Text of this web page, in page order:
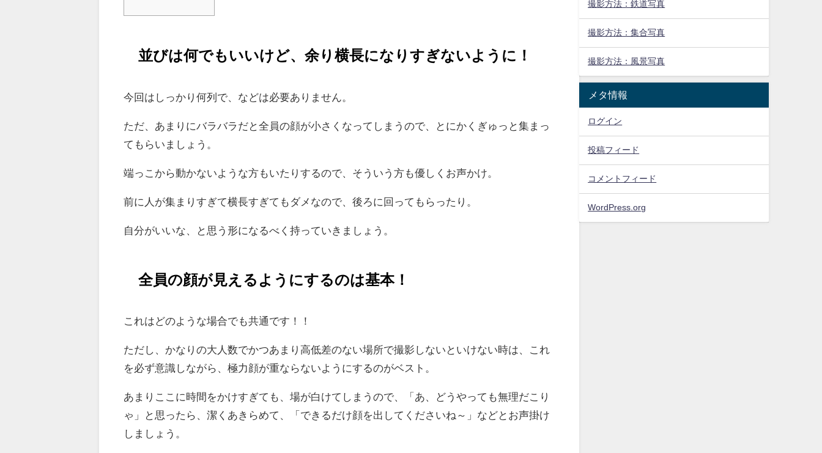
並びは何でもいいけど、余り横長になりすぎないように！
今回はしっかり何列で、などは必要ありません。
ただ、あまりにバラバラだと全員の顔が小さくなってしまうので、とにかくぎゅっと集まっ
てもらいましょう。
端っこから動かないような方もいたりするので、そういう方も優しくお声かけ。
前に人が集まりすぎて横長すぎてもダメなので、後ろに回ってもらったり。
自分がいいな、と思う形になるべく持っていきましょう。
全員の顔が見えるようにするのは基本！
これはどのような場合でも共通です！！
ただし、かなりの大人数でかつあまり高低差のない場所で撮影しないといけない時は、これ
を必ず意識しながら、極力顔が重ならないようにするのがベスト。
あまりここに時間をかけすぎても、場が白けてしまうので、「あ、どうやっても無理だこり
ゃ」と思ったら、潔くあきらめて、「できるだけ顔を出してくださいね～」などとお声掛け
しましょう。
撮影方法：鉄道写真
撮影方法：集合写真
撮影方法：風景写真
メタ情報
ログイン
投稿フィード
コメントフィード
WordPress.org